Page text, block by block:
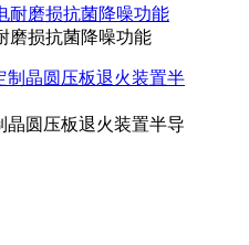
磨损抗菌降噪功能
晶圆压板退火装置半导